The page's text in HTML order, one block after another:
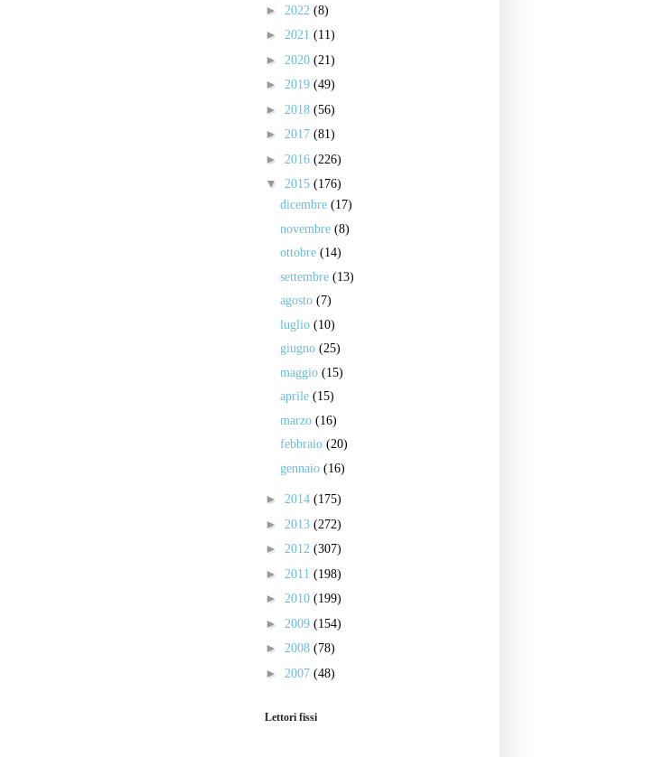
► 2022 (8)
► 2021 (11)
► 2020 (21)
► 2019 (49)
► 2018 (56)
► 2017 (81)
► 2016 (226)
▼ 2015 (176)
dicembre (17)
novembre (8)
ottobre (14)
settembre (13)
agosto (7)
luglio (10)
giugno (25)
maggio (15)
aprile (15)
marzo (16)
febbraio (20)
gennaio (16)
► 2014 (175)
► 2013 (272)
► 2012 (307)
► 2011 (198)
► 2010 (199)
► 2009 (154)
► 2008 (78)
► 2007 (48)
Lettori fissi